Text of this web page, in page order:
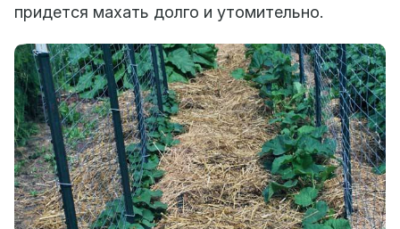
придется махать долго и утомительно.